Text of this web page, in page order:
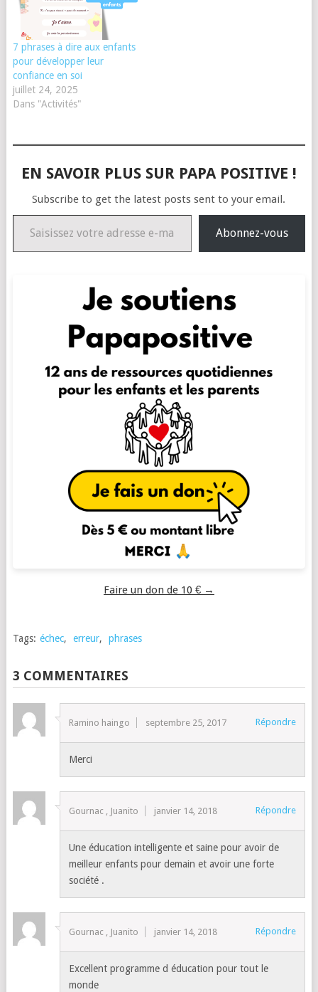
7 phrases à dire aux enfants
pour développer leur
confiance en soi
juillet 24, 2025
Dans "Activités"
EN SAVOIR PLUS SUR PAPA POSITIVE !
Subscribe to get the latest posts sent to your email.
Saisissez votre adresse e-mail…
Abonnez-vous
Faire un don de 10 € →
Tags: échec, erreur, phrases
3 COMMENTAIRES
Ramino haingo septembre 25, 2017 Répondre
Merci
Gournac , Juanito janvier 14, 2018 Répondre
Une éducation intelligente et saine pour avoir de
meilleur enfants pour demain et avoir une forte
société .
Gournac , Juanito janvier 14, 2018 Répondre
Excellent programme d éducation pour tout le
monde